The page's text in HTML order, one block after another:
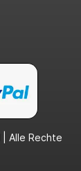
Alle Rechte